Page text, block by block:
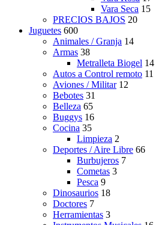
Vara Seca 15
PRECIOS BAJOS 20
Juguetes 600
Animales / Granja 14
Armas 38
Metralleta Biogel 14
Autos a Control remoto 11
Aviones / Militar 12
Bebotes 31
Belleza 65
Buggys 16
Cocina 35
Limpieza 2
Deportes / Aire Libre 66
Burbujeros 7
Cometas 3
Pesca 9
Dinosaurios 18
Doctores 7
Herramientas 3